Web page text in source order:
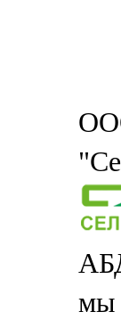
мы